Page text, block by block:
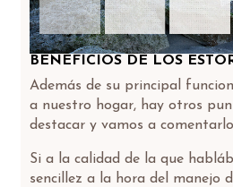
BENEFICIOS DE LOS
Además de su principal
a nuestro hogar, hay otros
destacar y vamos a
Si a la calidad de la que
sencillez a la hora del manejo